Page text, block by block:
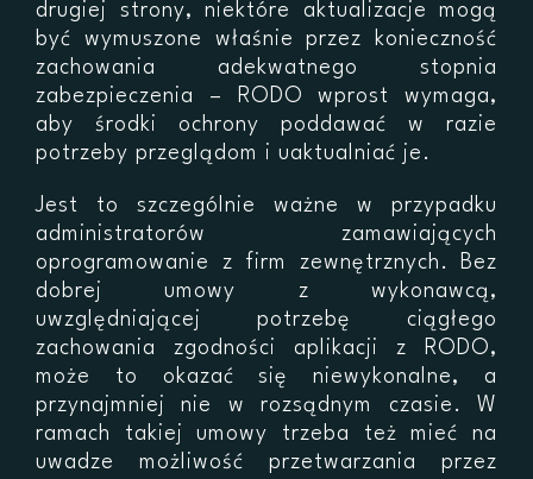
drugiej strony, niektóre aktualizacje mogą
być wymuszone właśnie przez konieczność
zachowania adekwatnego stopnia
zabezpieczenia – RODO wprost wymaga,
aby środki ochrony poddawać w razie
potrzeby przeglądom i uaktualniać je.
Jest to szczególnie ważne w przypadku
administratorów zamawiających
oprogramowanie z firm zewnętrznych. Bez
dobrej umowy z wykonawcą,
uwzględniającej potrzebę ciągłego
zachowania zgodności aplikacji z RODO,
może to okazać się niewykonalne, a
przynajmniej nie w rozsądnym czasie. W
ramach takiej umowy trzeba też mieć na
uwadze możliwość przetwarzania przez